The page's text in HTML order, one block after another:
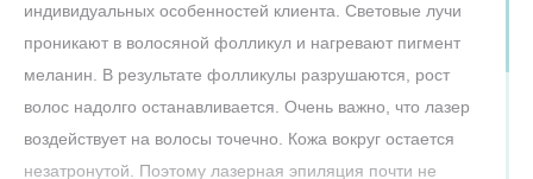
индивидуальных особенностей клиента. Световые лучи
проникают в волосяной фолликул и нагревают пигмент
меланин. В результате фолликулы разрушаются, рост
волос надолго останавливается. Очень важно, что лазер
воздействует на волосы точечно. Кожа вокруг остается
незатронутой. Поэтому лазерная эпиляция почти не